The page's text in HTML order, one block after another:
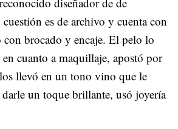
es de archivo y cuenta con
con brocado y encaje. El pelo lo
cuanto a maquillaje, apostó por
llevó en un tono vino que le
darle un toque brillante, usó joyería